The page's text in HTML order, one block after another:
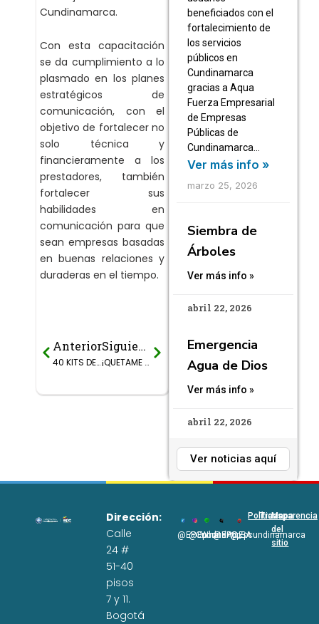
Cundinamarca.
Con esta capacitación
se da cumplimiento a lo
plasmado en los planes
estratégicos de
comunicación, con el
objetivo de fortalecer no
solo técnica y
financieramente a los
prestadores, también
fortalecer sus
habilidades en
comunicación para que
sean empresas basadas
en buenas relaciones y
duraderas en el tiempo.
Prev
Anterior
40 KITS DE LABORATORIO PARA PLANTAS DE TRATAMIENTO DE AGUA POTABLE.
Siguiente
¡QUETAME ESTAMOS CON USTEDES!
Next
beneficiados con el
fortalecimiento de
los servicios
públicos en
Cundinamarca
gracias a Aqua
Fuerza Empresarial
de Empresas
Públicas de
Cundinamarca…
Ver más info »
marzo 25, 2026
Siembra de
Árboles
Ver más info »
abril 22, 2026
Emergencia
Agua de Dios
Ver más info »
abril 22, 2026
Ver noticias aquí
Dirección:
Calle
24 #
51-40
pisos
7 y 11.
Bogotá
@EPCundi
@Epcundi
WhatsApp
@EPC_SA
@Epcundinamarca
Políticas
Transparencia
Mapa
del
sitio